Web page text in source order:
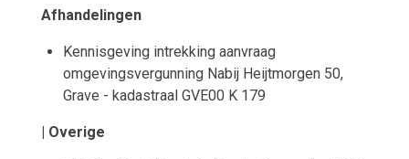
Afhandelingen
Kennisgeving intrekking aanvraag
omgevingsvergunning Nabij Heijtmorgen 50,
Grave - kadastraal GVE00 K 179
| Overige